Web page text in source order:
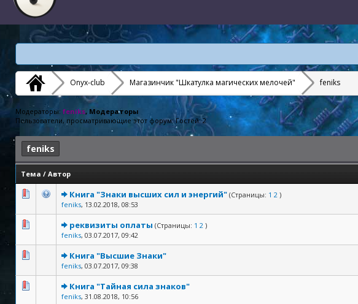
Onyx-club Магазинчик "Шкатулка магических мелочей" feniks
Модераторы: feniks, Модераторы
Пользователи, просматривающие этот форум: Гостей: 2
feniks
Тема / Автор
Книга "Знаки высших сил и энергий" (Страницы: 1 2 )
feniks, 13.02.2018, 08:53
реквизиты оплаты (Страницы: 1 2 )
feniks, 03.07.2017, 09:42
Книга "Высшие Знаки"
feniks, 03.07.2017, 09:38
Книга "Тайная сила знаков"
feniks, 31.08.2018, 10:56